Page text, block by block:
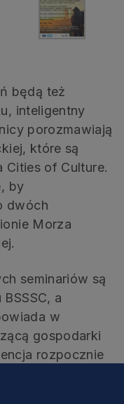
będą też
inteligentny
porozmawiają
które są
Cities of Culture.
by
dwóch
Morza
seminariów są
a
w
gospodarki
rozpocznie